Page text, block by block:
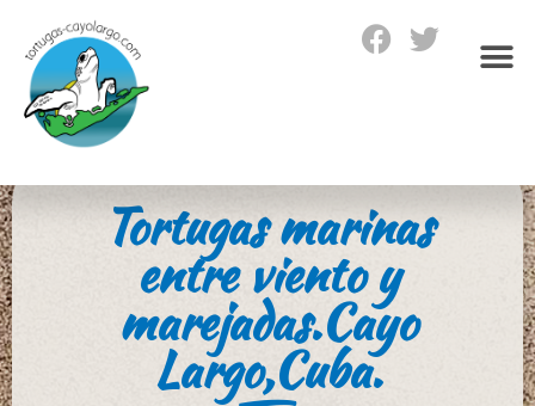
Tortugas marinas
entre viento y
marejadas.Cayo
Largo,Cuba.